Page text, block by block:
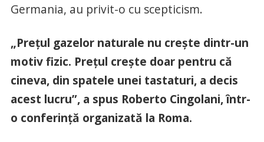
Germania, au privit-o cu scepticism.
„Preţul gazelor naturale nu creşte dintr-un
motiv fizic. Preţul creşte doar pentru că
cineva, din spatele unei tastaturi, a decis
acest lucru”, a spus Roberto Cingolani, într-
o conferinţă organizată la Roma.